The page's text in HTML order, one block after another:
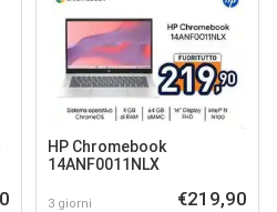
HP Chromebook
14ANF0011NLX
3 giorni €219,90